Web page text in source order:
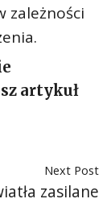
zależności
artykuł
Next Post
zasilane